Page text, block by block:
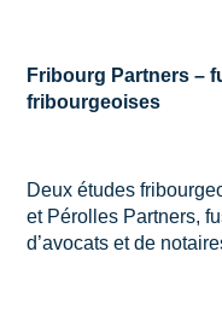
Fribourg Partners –
fribourgeoises
Deux études
et Pérolles Partners,
d’avocats et de